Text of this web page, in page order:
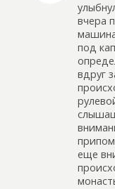
вчера
под
вдруг
еще